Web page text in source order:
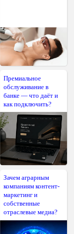
Премиальное
обслуживание в
банке — что даёт и
как подключить?
Зачем аграрным
компаниям контент-
маркетинг и
собственные
отраслевые медиа?